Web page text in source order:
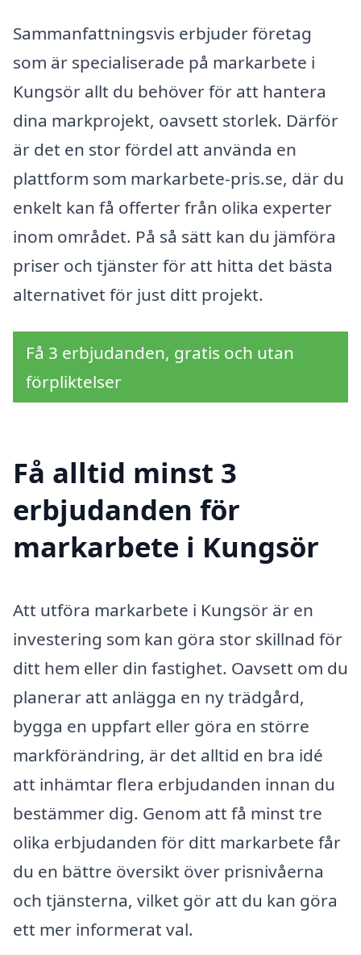
Sammanfattningsvis erbjuder företag
som är specialiserade på markarbete i
Kungsör allt du behöver för att hantera
dina markprojekt, oavsett storlek. Därför
är det en stor fördel att använda en
plattform som markarbete-pris.se, där du
enkelt kan få offerter från olika experter
inom området. På så sätt kan du jämföra
priser och tjänster för att hitta det bästa
alternativet för just ditt projekt.
Få 3 erbjudanden, gratis och utan
förpliktelser
Få alltid minst 3
erbjudanden för
markarbete i Kungsör
Att utföra markarbete i Kungsör är en
investering som kan göra stor skillnad för
ditt hem eller din fastighet. Oavsett om du
planerar att anlägga en ny trädgård,
bygga en uppfart eller göra en större
markförändring, är det alltid en bra idé
att inhämtar flera erbjudanden innan du
bestämmer dig. Genom att få minst tre
olika erbjudanden för ditt markarbete får
du en bättre översikt över prisnivåerna
och tjänsterna, vilket gör att du kan göra
ett mer informerat val.